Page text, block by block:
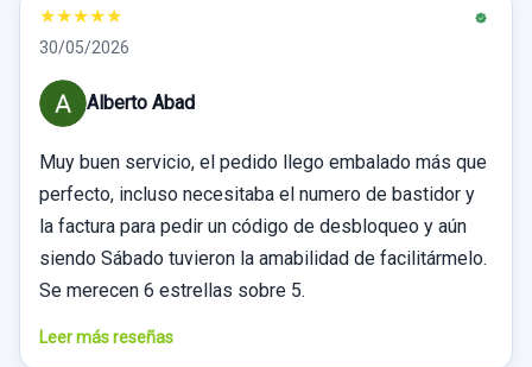
★★★★★
30/05/2026
Alberto Abad
Muy buen servicio, el pedido llego embalado más que
perfecto, incluso necesitaba el numero de bastidor y
la factura para pedir un código de desbloqueo y aún
siendo Sábado tuvieron la amabilidad de facilitármelo.
Se merecen 6 estrellas sobre 5.
Leer más reseñas